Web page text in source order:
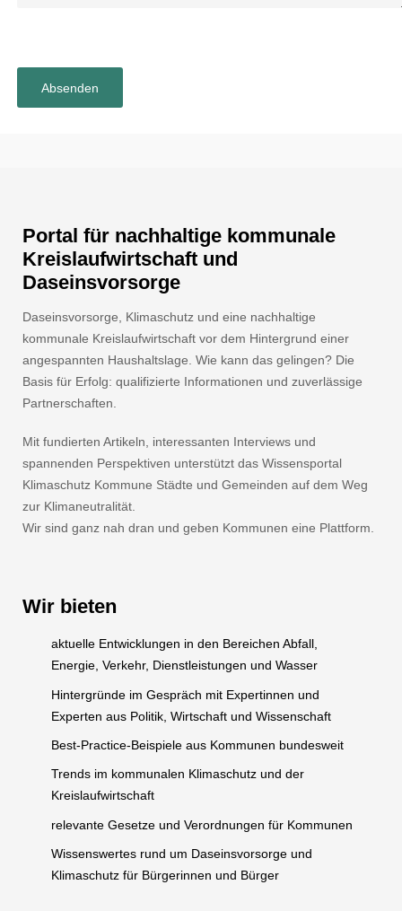
Portal für nachhaltige kommunale
Kreislaufwirtschaft und
Daseinsvorsorge
Daseinsvorsorge, Klimaschutz und eine nachhaltige
kommunale Kreislaufwirtschaft vor dem Hintergrund einer
angespannten Haushaltslage. Wie kann das gelingen? Die
Basis für Erfolg: qualifizierte Informationen und zuverlässige
Partnerschaften.
Mit fundierten Artikeln, interessanten Interviews und
spannenden Perspektiven unterstützt das Wissensportal
Klimaschutz Kommune Städte und Gemeinden auf dem Weg
zur Klimaneutralität.
Wir sind ganz nah dran und geben Kommunen eine Plattform.
Wir bieten
aktuelle Entwicklungen in den Bereichen Abfall,
Energie, Verkehr, Dienstleistungen und Wasser
Hintergründe im Gespräch mit Expertinnen und
Experten aus Politik, Wirtschaft und Wissenschaft
Best-Practice-Beispiele aus Kommunen bundesweit
Trends im kommunalen Klimaschutz und der
Kreislaufwirtschaft
relevante Gesetze und Verordnungen für Kommunen
Wissenswertes rund um Daseinsvorsorge und
Klimaschutz für Bürgerinnen und Bürger